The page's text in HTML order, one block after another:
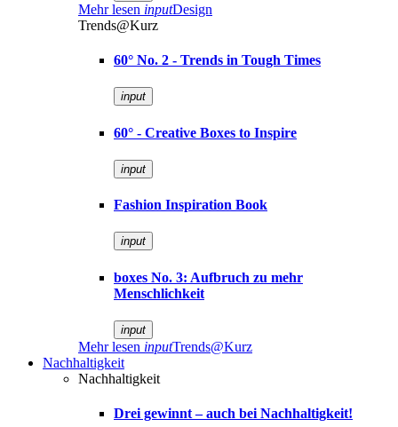
Mehr lesen inputDesign
Trends@Kurz
60° No. 2 - Trends in Tough Times
input
60° - Creative Boxes to Inspire
input
Fashion Inspiration Book
input
boxes No. 3: Aufbruch zu mehr
Menschlichkeit
input
Mehr lesen inputTrends@Kurz
Nachhaltigkeit
Nachhaltigkeit
Drei gewinnt – auch bei Nachhaltigkeit!